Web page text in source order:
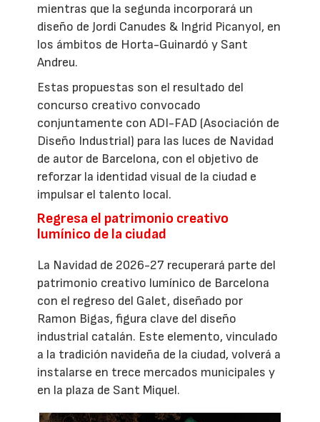
mientras que la segunda incorporará un
diseño de Jordi Canudes & Ingrid Picanyol, en
los ámbitos de Horta-Guinardó y Sant
Andreu.
Estas propuestas son el resultado del
concurso creativo convocado
conjuntamente con ADI-FAD (Asociación de
Diseño Industrial) para las luces de Navidad
de autor de Barcelona, con el objetivo de
reforzar la identidad visual de la ciudad e
impulsar el talento local.
Regresa el patrimonio creativo
lumínico de la ciudad
La Navidad de 2026-27 recuperará parte del
patrimonio creativo lumínico de Barcelona
con el regreso del Galet, diseñado por
Ramon Bigas, figura clave del diseño
industrial catalán. Este elemento, vinculado
a la tradición navideña de la ciudad, volverá a
instalarse en trece mercados municipales y
en la plaza de Sant Miquel.